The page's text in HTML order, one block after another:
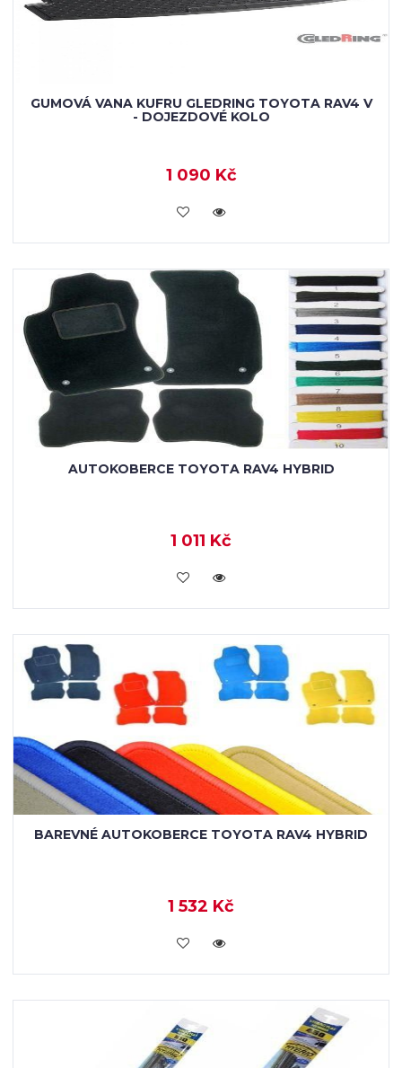
GUMOVÁ VANA KUFRU GLEDRING TOYOTA RAV4 V
- DOJEZDOVÉ KOLO
1 090 Kč
KOUPIT
AUTOKOBERCE TOYOTA RAV4 HYBRID
1 011 Kč
KOUPIT
BAREVNÉ AUTOKOBERCE TOYOTA RAV4 HYBRID
1 532 Kč
KOUPIT